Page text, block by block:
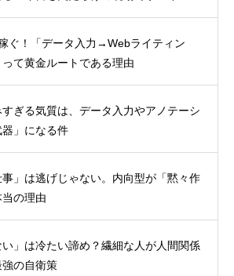
ぐ！「データ入力→Webライティン
て黄金ルートである理由
ぎる気質は、データ入力やアノテーシ
器」になる件
事」は逃げじゃない。内向型が「黙々作
の理由
い」は冷たい諦め？繊細な人が人間関係
の自衛策